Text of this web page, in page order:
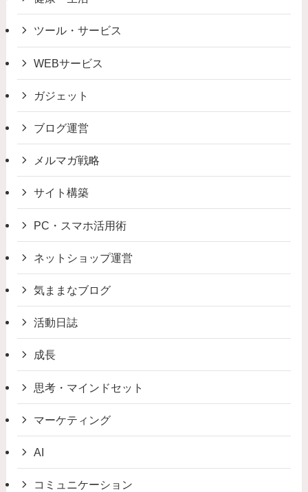
ツール・サービス
WEBサービス
ガジェット
ブログ運営
メルマガ戦略
サイト構築
PC・スマホ活用術
ネットショップ運営
気ままなブログ
活動日誌
成長
思考・マインドセット
マーケティング
AI
コミュニケーション